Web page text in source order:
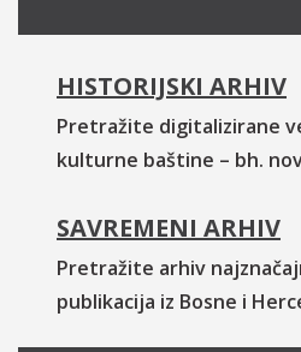
HISTORIJSKI ARHIV
Pretražite digitalizirane
kulturne baštine – bh.
SAVREMENI ARHIV
Pretražite arhiv
publikacija iz Bosne i